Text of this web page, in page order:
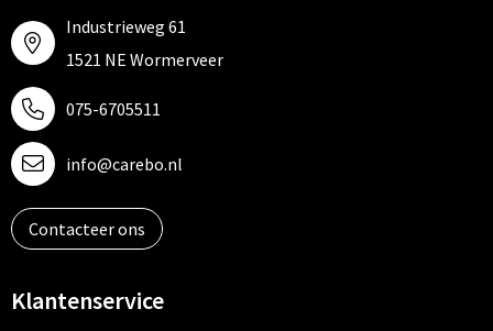
Industrieweg 61
1521 NE Wormerveer
075-6705511
info@carebo.nl
Contacteer ons
Klantenservice